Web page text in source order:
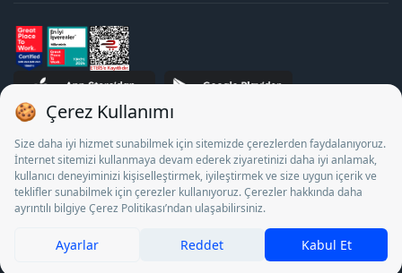
STJ İnsan Kaynakları Bilişim ve Danışmanlık A.Ş. Özel İstihdam
Bürosu Olarak 13/05/2025 - 12/05/2028 tarihleri arasında
faaliyette bulunmak üzere, Türkiye İş Kurumu tarafından
18/04/2025 tarih ve 18095710 sayılı karar uyarınca 1078 nolu
belge ile faaliyet göstermektedir. 4904 sayılı kanun uyarınca iş
arayanlardan ücret alınması yasaktır.